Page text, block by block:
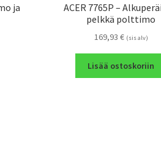
ja
ACER 7765P –
pelkkä polttimo
169,93 € (sis alv)
Lisää ostoskoriin